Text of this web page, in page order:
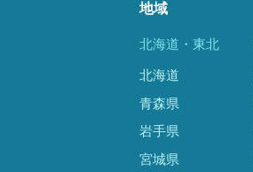
地域
北海道・東北
北海道
青森県
岩手県
宮城県